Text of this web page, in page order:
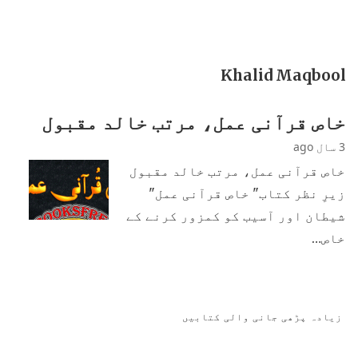
Khalid Maqbool
خاص قرآنی عمل، مرتب خالد مقبول
3 سال ago
خاص قرآنی عمل، مرتب خالد مقبول
زیرِ نظر کتاب" خاص قرآنی عمل"
شیطان اور آسیب کو کمزور کرنے کے
خاص…
زیادہ پڑھی جانی والی کتابیں